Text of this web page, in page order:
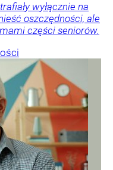
wyłącznie na
oszczędności, ale
części seniorów.